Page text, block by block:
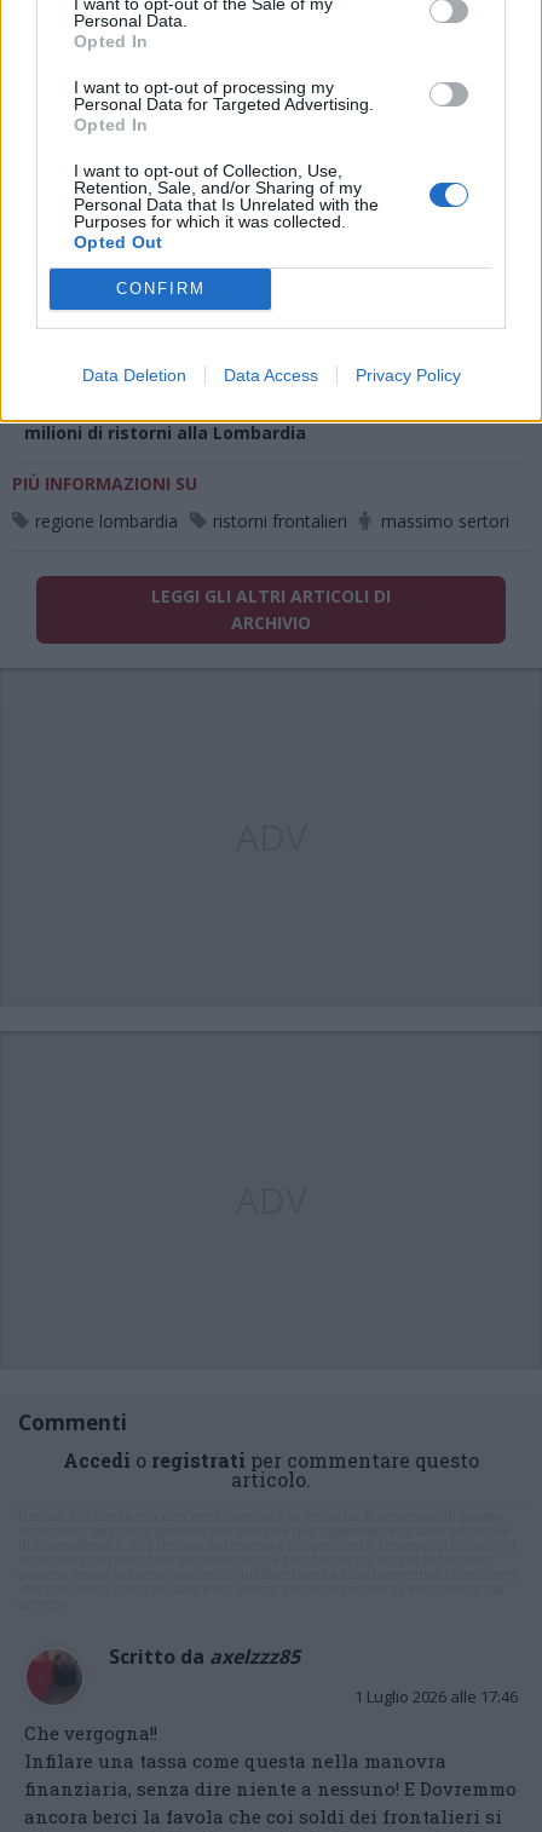
Personal Data.
Opted In
I want to opt-out of processing my
Personal Data for Targeted Advertising.
Opted In
I want to opt-out of Collection, Use,
Retention, Sale, and/or Sharing of my
Personal Data that Is Unrelated with the
Purposes for which it was collected.
Opted Out
CONFIRM
Data Deletion Data Access Privacy Policy
Redazione VareseNews
redazione@varesenews.it
una buona informazione contribuisca a migliorare
la vita di tutti. Ogni giorno lavoriamo cercando di
stimolare curiosità e spirito critico.
LEGGI ANCHE
LAVENA PONTE TRESAL’appello dei Comuni di
ristorni”
milioni di ristorni alla Lombardia
PIÙ INFORMAZIONI SU
regione lombardia
ristorni frontalieri massimo sertori
LEGGI GLI ALTRI ARTICOLI DI
ARCHIVIO
Commenti
Accedi o registrati per commentare questo
articolo.
Scritto da axelzzz85
1 Luglio 2026 alle 17:46
Che vergogna!!
Infilare una tassa come questa nella manovra
finanziaria, senza dire niente a nessuno! E Dovremmo
ancora berci la favola che coi soldi dei frontalieri si